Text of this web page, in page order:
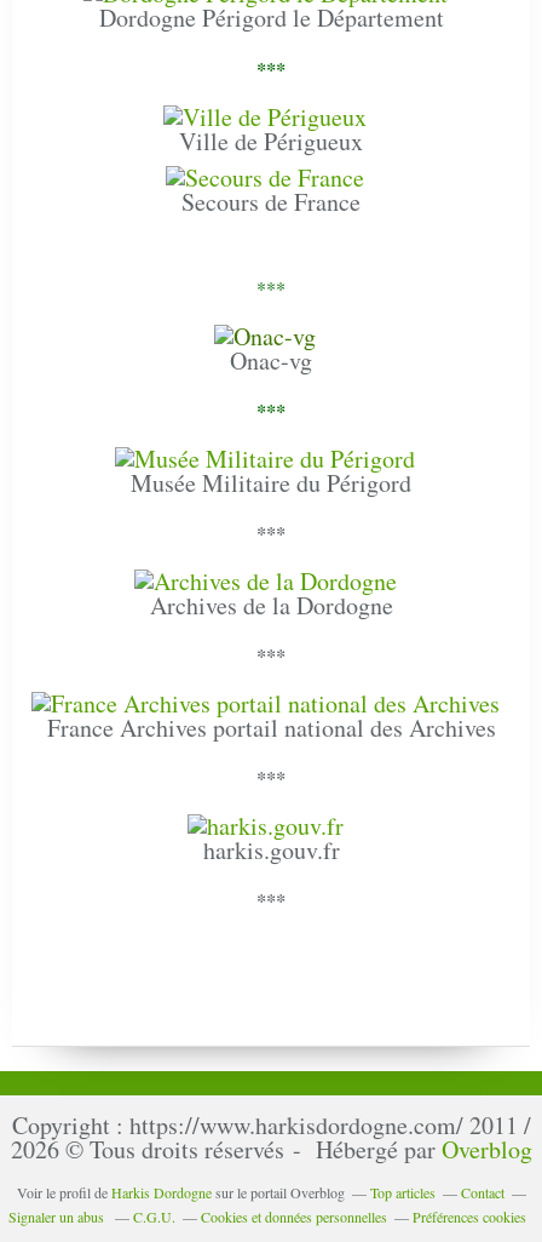
Dordogne Périgord le Département
***
Ville de Périgueux
Secours de France
***
Onac-vg
***
Musée Militaire du Périgord
***
Archives de la Dordogne
***
France Archives portail national des Archives
***
harkis.gouv.fr
***
Copyright : https://www.harkisdordogne.com/ 2011 /
2026 © Tous droits réservés - Hébergé parOverblog
Voir le profil deHarkis Dordognesur le portail Overblog Top articles
Contact
Signaler un abus
C.G.U. Cookies et données personnelles Préférences cookies